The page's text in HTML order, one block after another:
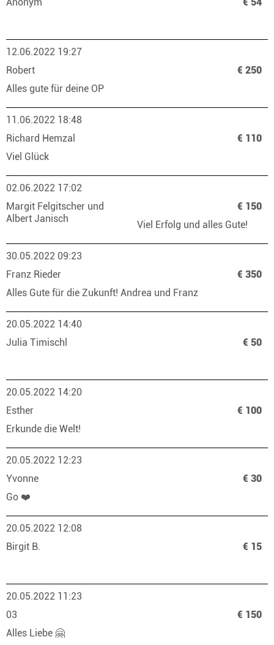
12.06.2022 19:27
Robert
€ 250
Alles gute für deine OP
11.06.2022 18:48
Richard Hemzal
€ 110
Viel Glück
02.06.2022 17:02
Margit Felgitscher und
Albert Janisch
€ 150
Viel Erfolg und alles Gute!
30.05.2022 09:23
Franz Rieder
€ 350
Alles Gute für die Zukunft! Andrea und Franz
20.05.2022 14:40
Julia Timischl
€ 50
20.05.2022 14:20
Esther
€ 100
Erkunde die Welt!
20.05.2022 12:23
Yvonne
€ 30
Go ❤️
20.05.2022 12:08
Birgit B.
€ 15
20.05.2022 11:23
03
€ 150
Alles Liebe 🤗